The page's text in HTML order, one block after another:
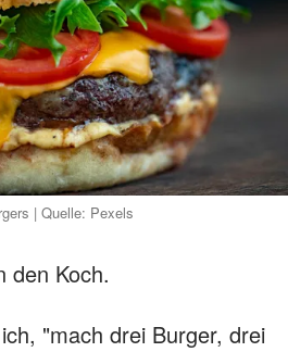
| Quelle: Pexels
den Koch.
"mach drei Burger, drei